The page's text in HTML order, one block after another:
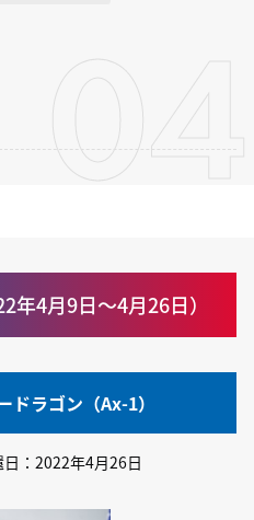
04
年4月9日〜4月26日）
ラゴン（Ax-1）
：2022年4月26日